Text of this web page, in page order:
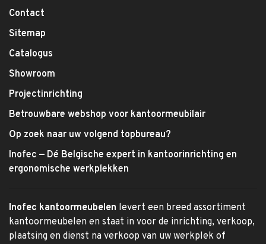
Contact
Sitemap
Catalogus
Showroom
Projectinrichting
Betrouwbare webshop voor kantoormeubilair
Op zoek naar uw volgend topbureau?
Inofec — Dé Belgische expert in kantoorinrichting en
ergonomische werkplekken
Inofec kantoormeubelen levert een breed assortiment
kantoormeubelen en staat in voor de inrichting, verkoop,
plaatsing en dienst na verkoop van uw werkplek of